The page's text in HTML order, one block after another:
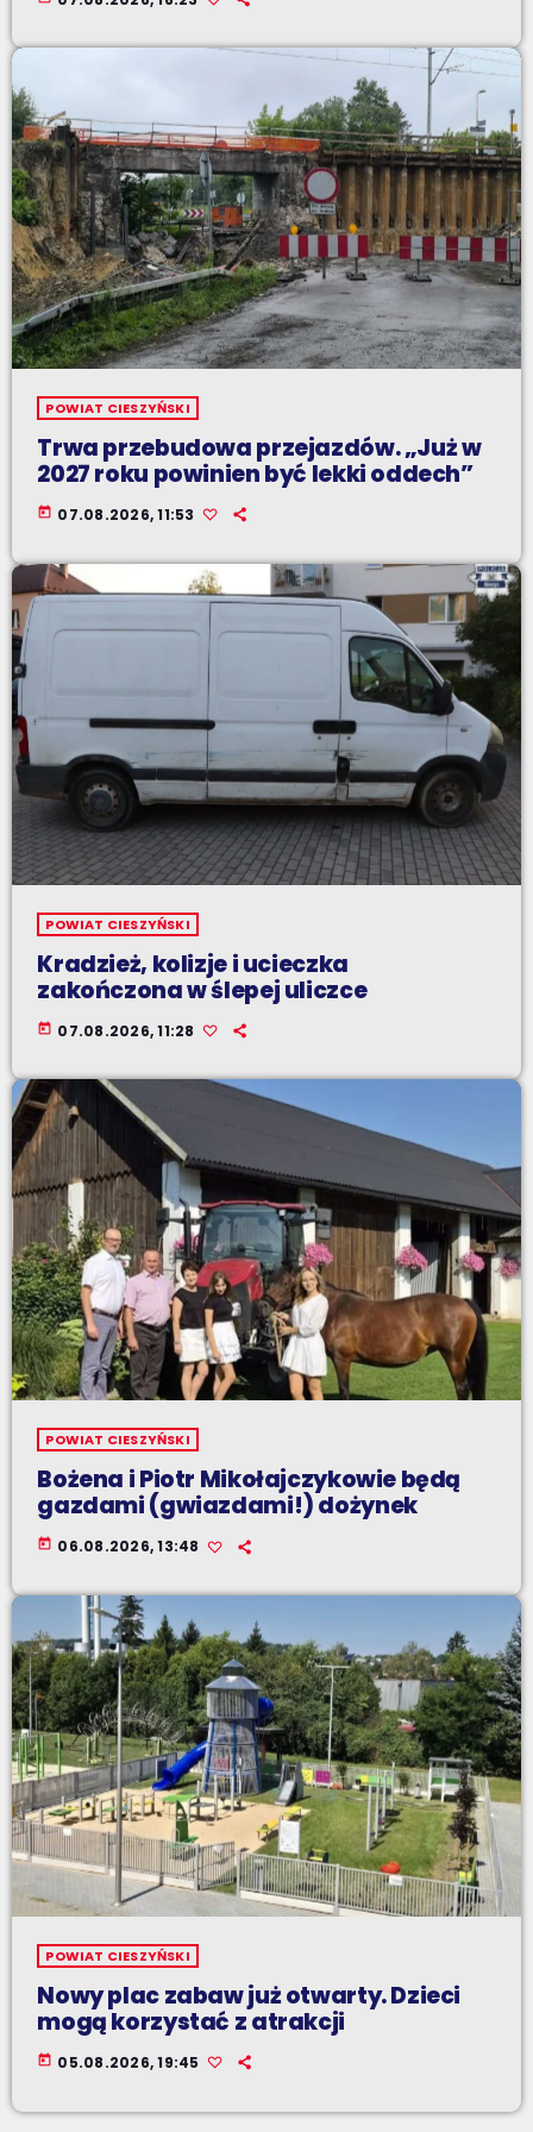
POWIAT CIESZYŃSKI
Trwa przebudowa przejazdów. „Już w
2027 roku powinien być lekki oddech”
today 07.08.2026, 11:53
POWIAT CIESZYŃSKI
Kradzież, kolizje i ucieczka
zakończona w ślepej uliczce
today 07.08.2026, 11:28
POWIAT CIESZYŃSKI
Bożena i Piotr Mikołajczykowie będą
gazdami (gwiazdami!) dożynek
today 06.08.2026, 13:48
POWIAT CIESZYŃSKI
Nowy plac zabaw już otwarty. Dzieci
mogą korzystać z atrakcji
today 05.08.2026, 19:45